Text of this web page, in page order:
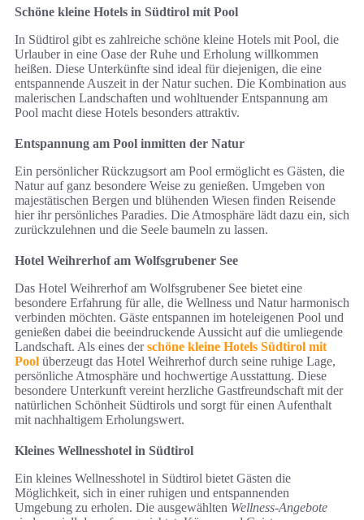
Schöne kleine Hotels in Südtirol mit Pool
In Südtirol gibt es zahlreiche schöne kleine Hotels mit Pool, die
Urlauber in eine Oase der Ruhe und Erholung willkommen
heißen. Diese Unterkünfte sind ideal für diejenigen, die eine
entspannende Auszeit in der Natur suchen. Die Kombination aus
malerischen Landschaften und wohltuender Entspannung am
Pool macht diese Hotels besonders attraktiv.
Entspannung am Pool inmitten der Natur
Ein persönlicher Rückzugsort am Pool ermöglicht es Gästen, die
Natur auf ganz besondere Weise zu genießen. Umgeben von
majestätischen Bergen und blühenden Wiesen finden Reisende
hier ihr persönliches Paradies. Die Atmosphäre lädt dazu ein, sich
zurückzulehnen und die Seele baumeln zu lassen.
Hotel Weihrerhof am Wolfsgrubener See
Das Hotel Weihrerhof am Wolfsgrubener See bietet eine
besondere Erfahrung für alle, die Wellness und Natur harmonisch
verbinden möchten. Gäste entspannen im hoteleigenen Pool und
genießen dabei die beeindruckende Aussicht auf die umliegende
Landschaft. Als eines derschöne kleine Hotels Südtirol mit
Pool überzeugt das Hotel Weihrerhof durch seine ruhige Lage,
persönliche Atmosphäre und hochwertige Ausstattung. Diese
besondere Unterkunft vereint herzliche Gastfreundschaft mit der
natürlichen Schönheit Südtirols und sorgt für einen Aufenthalt
mit nachhaltigem Erholungswert.
Kleines Wellnesshotel in Südtirol
Ein kleines Wellnesshotel in Südtirol bietet Gästen die
Möglichkeit, sich in einer ruhigen und entspannenden
Umgebung zu erholen. Die ausgewählten Wellness-Angebote